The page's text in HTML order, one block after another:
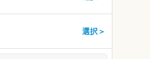
選択＞